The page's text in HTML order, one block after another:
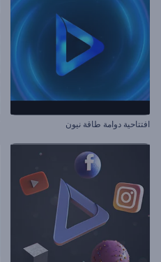
افتتاحية دوامة طاقة نيون